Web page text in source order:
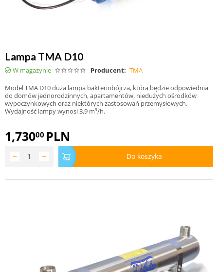
Lampa TMA D10
W magazynie Producent: TMA
Model TMA D10 duża lampa bakteriobójcza, która będzie odpowiednia
do domów jednorodzinnych, apartamentów, niedużych ośrodków
wypoczynkowych oraz niektórych zastosowań przemysłowych.
Wydajność lampy wynosi 3,9 m³/h.
1,73000 PLN
+
− Do koszyka